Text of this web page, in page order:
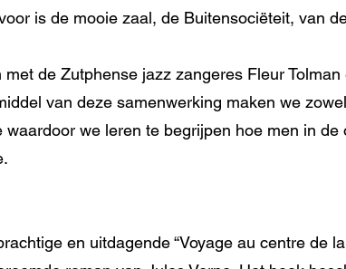
is de mooie zaal, de Buitensociëteit, van
de Zutphense jazz zangeres Fleur
van deze samenwerking maken we
we leren te begrijpen hoe men in
en uitdagende “Voyage au centre de